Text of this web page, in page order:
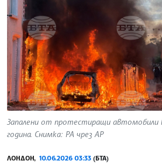
Запалени от протестиращи
година. Снимка: PA чрез AP
ЛОНДОН, 10.06.2026 03:33 (БТА)